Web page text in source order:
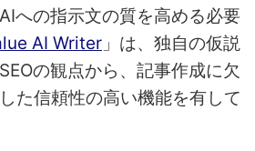
への指示文の質を高める必要
AI Writer 」は、独自の仮説
の観点から、記事作成に欠
た信頼性の高い機能を有して